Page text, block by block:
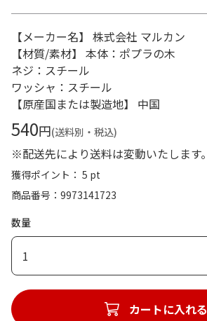
【メーカー名】 株式会社 マルカン
【材質/素材】 本体：ポプラの木
ネジ：スチール
ワッシャ：スチール
【原産国または製造地】 中国
540円(送料別・税込)
※配送先により送料は変動いたします。
獲得ポイント： 5 pt
商品番号
9973141723
数量
1
カートに入れる